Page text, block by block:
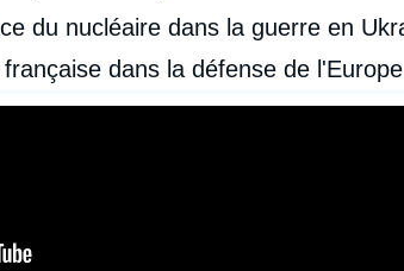
du nucléaire dans la guerre en
dans la défense de